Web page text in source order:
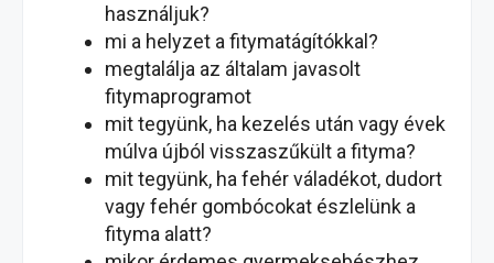
használjuk?
mi a helyzet a fitymatágítókkal?
megtalálja az általam javasolt
fitymaprogramot
mit tegyünk, ha kezelés után vagy évek
múlva újból visszaszűkült a fityma?
mit tegyünk, ha fehér váladékot, dudort
vagy fehér gombócokat észlelünk a
fityma alatt?